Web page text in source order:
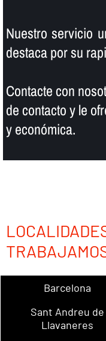
Nuestro servicio
destaca por su
Contacte con
de contacto y le
y económica.
Barcelona
Sant Andreu de
Llavaneres